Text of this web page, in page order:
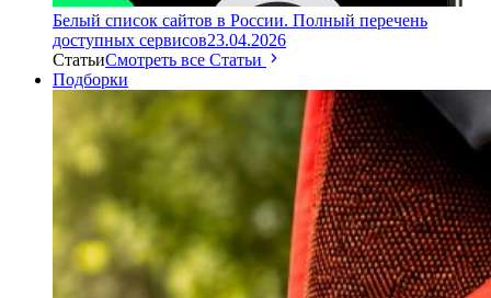
Белый список сайтов в России. Полный перечень
доступных сервисов23.04.2026
СтатьиСмотреть все Статьи
Подборки